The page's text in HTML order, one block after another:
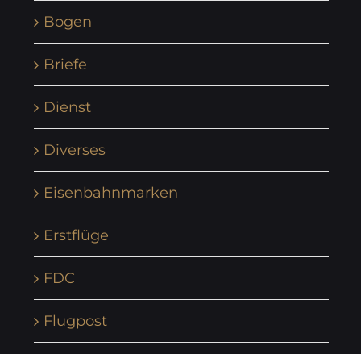
Bogen
Briefe
Dienst
Diverses
Eisenbahnmarken
Erstflüge
FDC
Flugpost